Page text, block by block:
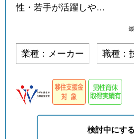
性・若手が活躍しや…
業種：メーカー 職種：
検討中にする